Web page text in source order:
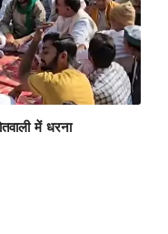
में धरना